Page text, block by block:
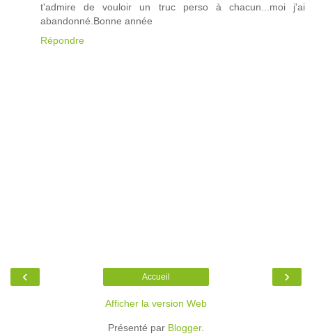
t'admire de vouloir un truc perso à chacun...moi j'ai
abandonné.Bonne année
Répondre
‹ ›
Accueil
Afficher la version Web
Présenté par Blogger.